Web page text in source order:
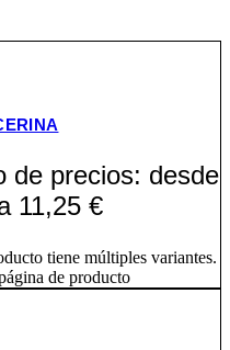
de precios: desde
11,25 €
tiene múltiples variantes.
de producto